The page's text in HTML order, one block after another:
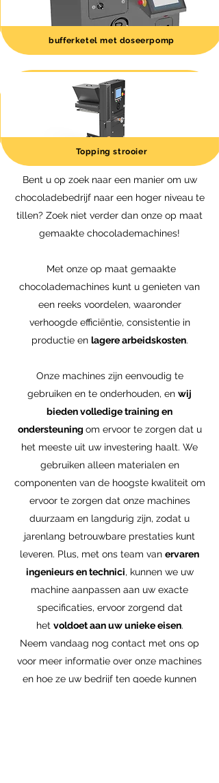
bufferketel met doseerpomp
Topping strooier
Bent u op zoek naar een manier om uw
chocoladebedrijf naar een hoger niveau te
tillen? Zoek niet verder dan onze op maat
gemaakte chocolademachines!
Met onze op maat gemaakte
chocolademachines kunt u genieten van
een reeks voordelen, waaronder
verhoogde efficiëntie, consistentie in
productie en lagere arbeidskosten.
Onze machines zijn eenvoudig te
gebruiken en te onderhouden, en wij
bieden volledige training en
ondersteuning om ervoor te zorgen dat u
het meeste uit uw investering haalt. We
gebruiken alleen materialen en
componenten van de hoogste kwaliteit om
ervoor te zorgen dat onze machines
duurzaam en langdurig zijn, zodat u
jarenlang betrouwbare prestaties kunt
leveren. Plus, met ons team van ervaren
ingenieurs en technici, kunnen we uw
machine aanpassen aan uw exacte
specificaties, ervoor zorgend dat
het voldoet aan uw unieke eisen.
Neem vandaag nog contact met ons op
voor meer informatie over onze machines
en hoe ze uw bedrijf ten goede kunnen